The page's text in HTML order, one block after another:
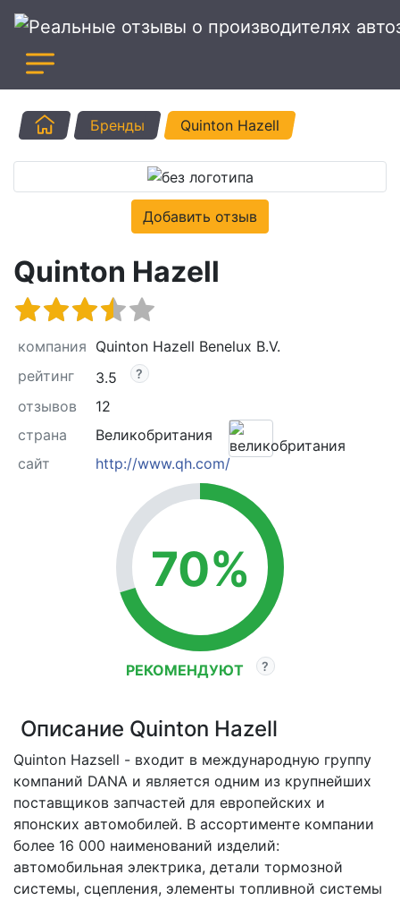
ГлавнаяБренды Quinton Hazell
Добавить отзыв
Quinton Hazell
компания Quinton Hazell Benelux B.V.
рейтинг
3.5
отзывов
12
страна
Великобритания
сайт
http://www.qh.com/
70%
РЕКОМЕНДУЮТ
Описание Quinton Hazell
Quinton Hazsell - входит в международную группу
компаний DANA и является одним из крупнейших
поставщиков запчастей для европейских и
японских автомобилей. В ассортименте компании
более 16 000 наименований изделий:
автомобильная электрика, детали тормозной
системы, сцепления, элементы топливной системы